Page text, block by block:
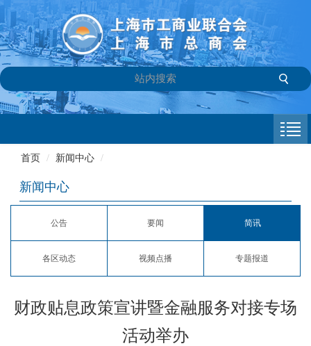
会员专栏
参政议政
信息库
联系我们
首页 / 新闻中心 /
新闻中心
公告 要闻 简讯
各区动态 视频点播 专题报道
财政贴息政策宣讲暨金融服务对接专场
活动举办